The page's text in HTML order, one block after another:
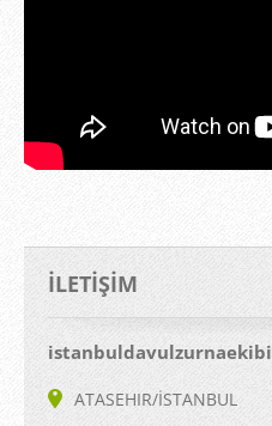
İLETIŞIM
istanbuldavulzurnaekibi
ATASEHIR/İSTANBUL